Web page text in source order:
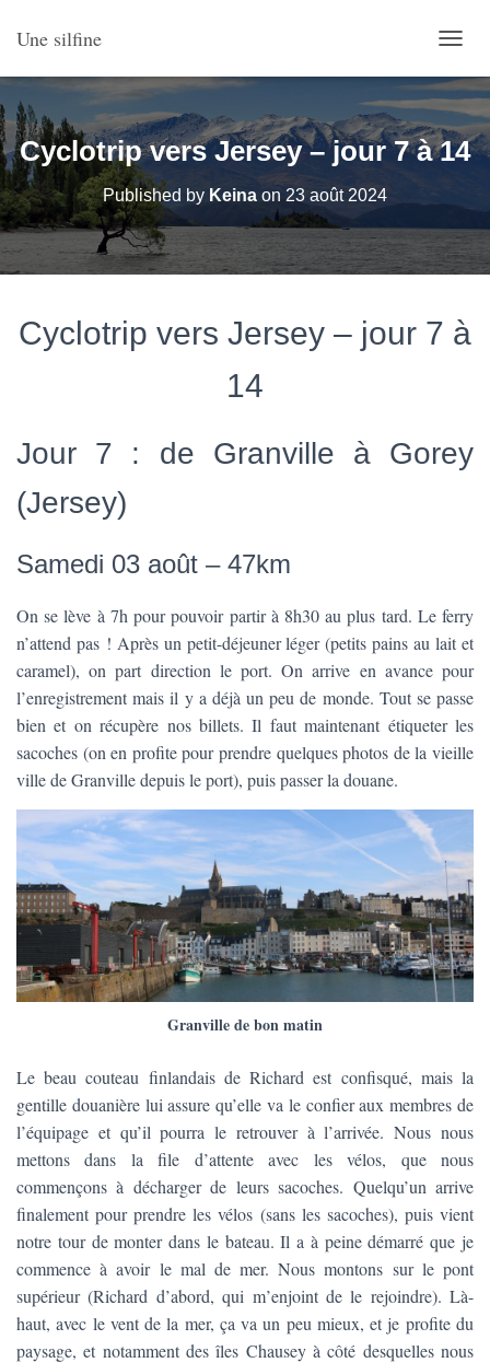
Une silfine
U
V
R
I
R
R
M
L
A
G
Cyclotrip vers Jersey – jour 7 à 14
Published by Keina on 23 août 2024
Cyclotrip vers Jersey – jour 7 à
14
Jour 7 : de Granville à Gorey
(Jersey)
Samedi 03 août – 47km
On se lève à 7h pour pouvoir partir à 8h30 au plus tard. Le ferry
n’attend pas ! Après un petit-déjeuner léger (petits pains au lait et
caramel), on part direction le port. On arrive en avance pour
l’enregistrement mais il y a déjà un peu de monde. Tout se passe
bien et on récupère nos billets. Il faut maintenant étiqueter les
sacoches (on en profite pour prendre quelques photos de la vieille
ville de Granville depuis le port), puis passer la douane.
Granville de bon matin
Le beau couteau finlandais de Richard est confisqué, mais la
gentille douanière lui assure qu’elle va le confier aux membres de
l’équipage et qu’il pourra le retrouver à l’arrivée. Nous nous
mettons dans la file d’attente avec les vélos, que nous
commençons à décharger de leurs sacoches. Quelqu’un arrive
finalement pour prendre les vélos (sans les sacoches), puis vient
notre tour de monter dans le bateau. Il a à peine démarré que je
commence à avoir le mal de mer. Nous montons sur le pont
supérieur (Richard d’abord, qui m’enjoint de le rejoindre). Là-
haut, avec le vent de la mer, ça va un peu mieux, et je profite du
paysage, et notamment des îles Chausey à côté desquelles nous